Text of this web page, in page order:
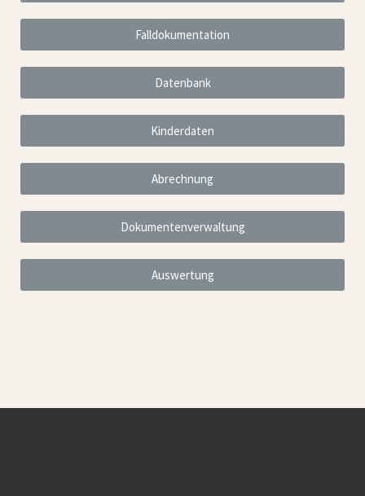
Falldokumentation
Datenbank
Kinderdaten
Abrechnung
Dokumentenverwaltung
Auswertung